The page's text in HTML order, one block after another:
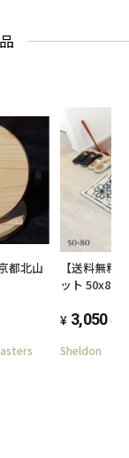
都北山
【送料無料
ット
手洗い 抗菌
3,050 (税
Sheldon